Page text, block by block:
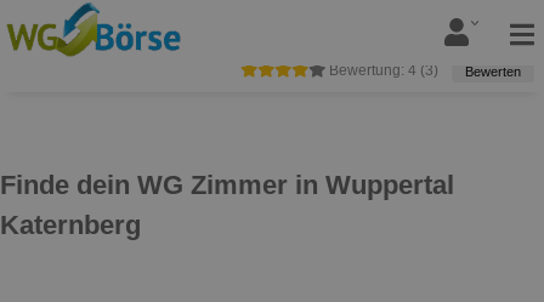
Finde dein WG Zimmer in Wuppertal
Katernberg
Bewertung: 4 (3) Bewerten